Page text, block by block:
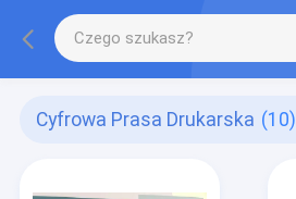
Cyfrowa Prasa Drukarska (10)